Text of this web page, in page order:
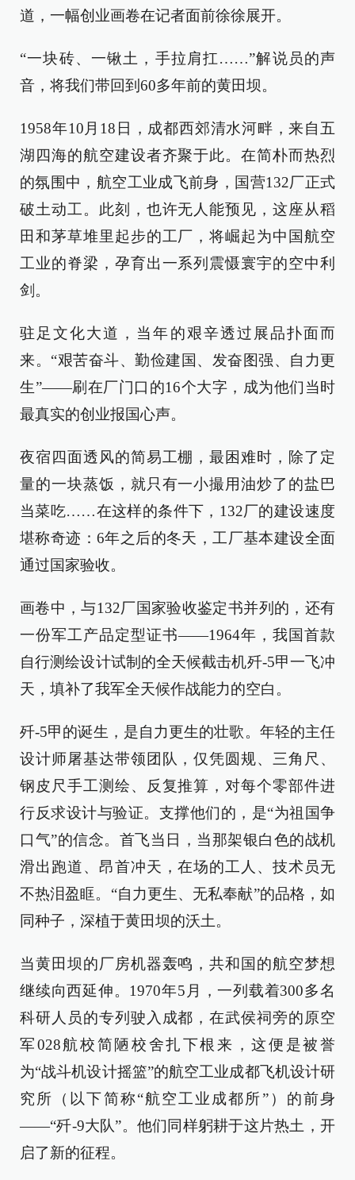
道，一幅创业画卷在记者面前徐徐展开。
“一块砖、一锹土，手拉肩扛……”解说员的声
音，将我们带回到60多年前的黄田坝。
1958年10月18日，成都西郊清水河畔，来自五
湖四海的航空建设者齐聚于此。在简朴而热烈
的氛围中，航空工业成飞前身，国营132厂正式
破土动工。此刻，也许无人能预见，这座从稻
田和茅草堆里起步的工厂，将崛起为中国航空
工业的脊梁，孕育出一系列震慑寰宇的空中利
剑。
驻足文化大道，当年的艰辛透过展品扑面而
来。“艰苦奋斗、勤俭建国、发奋图强、自力更
生”——刷在厂门口的16个大字，成为他们当时
最真实的创业报国心声。
夜宿四面透风的简易工棚，最困难时，除了定
量的一块蒸饭，就只有一小撮用油炒了的盐巴
当菜吃……在这样的条件下，132厂的建设速度
堪称奇迹：6年之后的冬天，工厂基本建设全面
通过国家验收。
画卷中，与132厂国家验收鉴定书并列的，还有
一份军工产品定型证书——1964年，我国首款
自行测绘设计试制的全天候截击机歼-5甲一飞冲
天，填补了我军全天候作战能力的空白。
歼-5甲的诞生，是自力更生的壮歌。年轻的主任
设计师屠基达带领团队，仅凭圆规、三角尺、
钢皮尺手工测绘、反复推算，对每个零部件进
行反求设计与验证。支撑他们的，是“为祖国争
口气”的信念。首飞当日，当那架银白色的战机
滑出跑道、昂首冲天，在场的工人、技术员无
不热泪盈眶。“自力更生、无私奉献”的品格，如
同种子，深植于黄田坝的沃土。
当黄田坝的厂房机器轰鸣，共和国的航空梦想
继续向西延伸。1970年5月，一列载着300多名
科研人员的专列驶入成都，在武侯祠旁的原空
军028航校简陋校舍扎下根来，这便是被誉
为“战斗机设计摇篮”的航空工业成都飞机设计研
究所（以下简称“航空工业成都所”）的前身
——“歼-9大队”。他们同样躬耕于这片热土，开
启了新的征程。